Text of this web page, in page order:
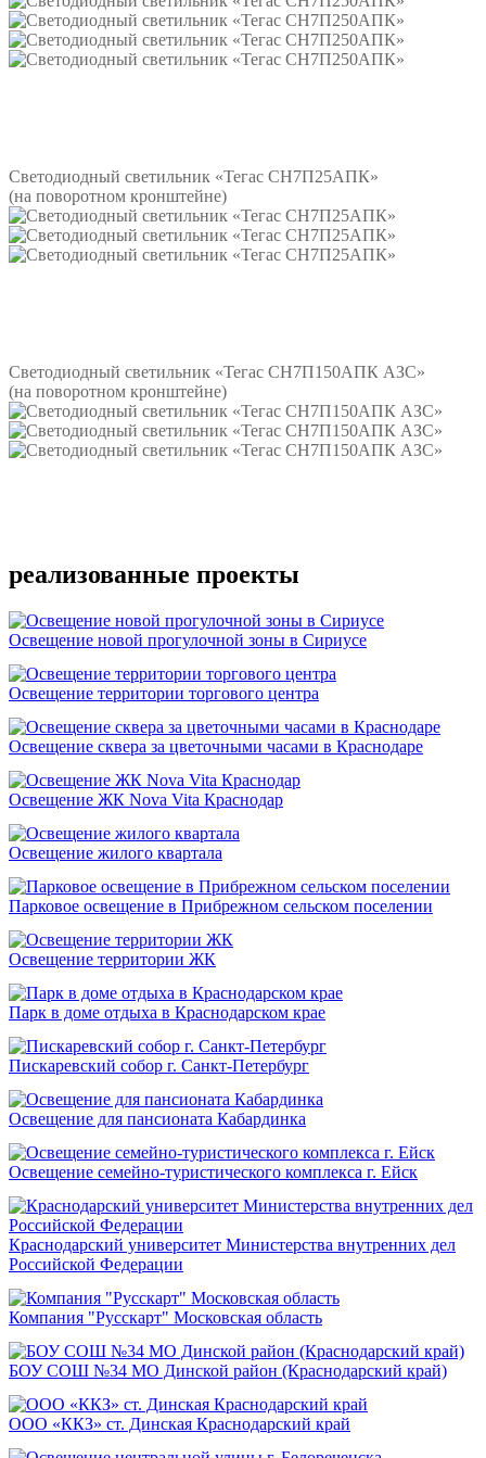
Светодиодный светильник «Тегас СН7П25АПК»
(на поворотном кронштейне)
Светодиодный светильник «Тегас СН7П150АПК АЗС»
(на поворотном кронштейне)
реализованные проекты
Освещение новой прогулочной зоны в Сириусе
Освещение территории торгового центра
Освещение сквера за цветочными часами в Краснодаре
Освещение ЖК Nova Vita Краснодар
Освещение жилого квартала
Парковое освещение в Прибрежном сельском поселении
Освещение территории ЖК
Парк в доме отдыха в Краснодарском крае
Пискаревский собор г. Санкт-Петербург
Освещение для пансионата Кабардинка
Освещение семейно-туристического комплекса г. Ейск
Краснодарский университет Министерства внутренних дел
Российской Федерации
Компания "Русскарт" Московская область
БОУ СОШ №34 МО Динской район (Краснодарский край)
ООО «ККЗ» ст. Динская Краснодарский край